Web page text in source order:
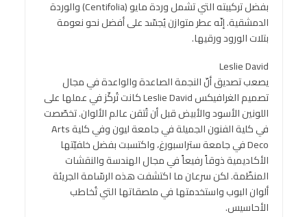
بفضل تركيبته التي تشمل وردة مايو (Centifolia) والوردة
الدمشقية. إنّه عطر متوازن يُجسّد على أفضل نحو نعومة
بتلات الورود ورقيها.
Leslie David
يصعب تصديق أنّ النجمة الصاعدة والواعدة في مجال
تصميم الغرافيكس Leslie David كانت تُركّز في عملها على
اللونين الأسود والأبيض قبل أن تُتقن عالم الألوان. تخصّصت
في كلية الفنون الجميلة في جامعة ليون وفي كلية Arts
Deco في جامعة ستراسبورغ، واكتسبت بفضل خلفيّتها
الأكاديمية ذوقاً رفيعاً في مجال الهندسة والنقشات
المنظّمة. لكن سرعان ما اكتشفت هذه الرسّامة الجريئة
ألوان البوب واستخدمتها في ملصقاتها التي تُخاطب
الأحاسيس.